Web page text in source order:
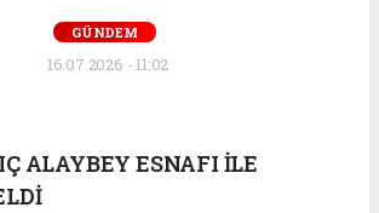
GÜNDEM
16.07.2026 - 11:02
ALAYBEY ESNAFI İLE